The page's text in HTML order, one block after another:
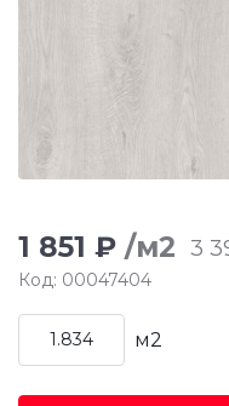
1 851 ₽ /м2 3
Код: 00047404
м2